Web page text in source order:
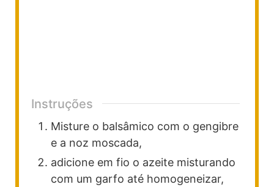
Instruções
Misture o balsâmico com o gengibre
e a noz moscada,
adicione em fio o azeite misturando
com um garfo até homogeneizar,